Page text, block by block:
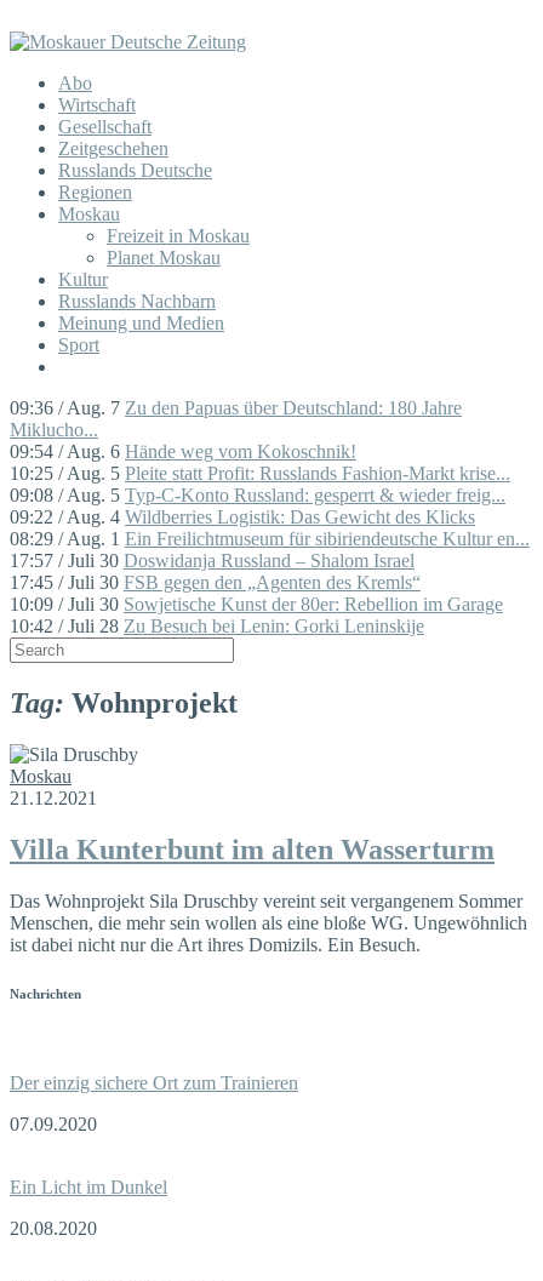
Abo
Wirtschaft
Gesellschaft
Zeitgeschehen
Russlands Deutsche
Regionen
Moskau
Freizeit in Moskau
Planet Moskau
Kultur
Russlands Nachbarn
Meinung und Medien
Sport
09:36 / Aug. 7 Zu den Papuas über Deutschland: 180 Jahre
Miklucho...
09:54 / Aug. 6 Hände weg vom Kokoschnik!
10:25 / Aug. 5 Pleite statt Profit: Russlands Fashion-Markt krise...
09:08 / Aug. 5 Typ-C-Konto Russland: gesperrt & wieder freig...
09:22 / Aug. 4 Wildberries Logistik: Das Gewicht des Klicks
08:29 / Aug. 1 Ein Freilichtmuseum für sibiriendeutsche Kultur en...
17:57 / Juli 30 Doswidanja Russland – Shalom Israel
17:45 / Juli 30 FSB gegen den „Agenten des Kremls“
10:09 / Juli 30 Sowjetische Kunst der 80er: Rebellion im Garage
10:42 / Juli 28 Zu Besuch bei Lenin: Gorki Leninskije
Tag: Wohnprojekt
Moskau
21.12.2021
Villa Kunterbunt im alten Wasserturm
Das Wohnprojekt Sila Druschby vereint seit vergangenem Sommer
Menschen, die mehr sein wollen als eine bloße WG. Ungewöhnlich
ist dabei nicht nur die Art ihres Domizils. Ein Besuch.
Nachrichten
Der einzig sichere Ort zum Trainieren
07.09.2020
Ein Licht im Dunkel
20.08.2020